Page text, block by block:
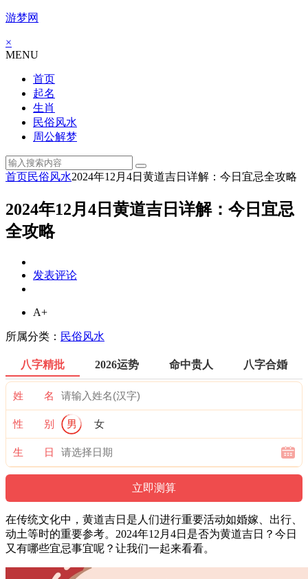
游梦网
×
MENU
首页
起名
生肖
民俗风水
周公解梦
首页民俗风水2024年12月4日黄道吉日详解：今日宜忌全攻略
2024年12月4日黄道吉日详解：今日宜忌
全攻略
发表评论
A+
所属分类： 民俗风水
八字精批 2026运势 命中贵人 八字合婚
姓 名
性 别 男 女
生 日
在传统文化中，黄道吉日是人们进行重要活动如婚嫁、出行、
动土等时的重要参考。2024年12月4日是否为黄道吉日？今日
又有哪些宜忌事宜呢？让我们一起来看看。